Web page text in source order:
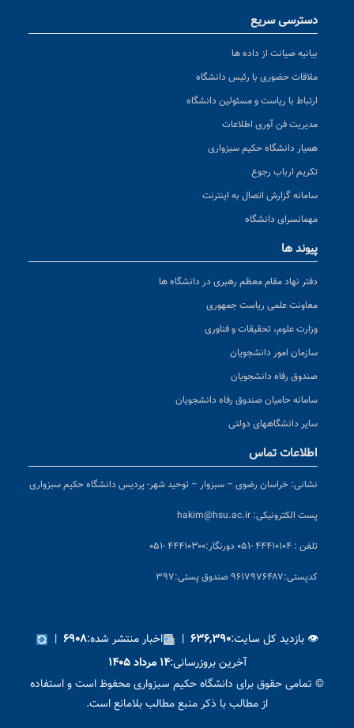
دسترسی سریع
بیانیه صیانت از داده ها
ملاقات حضوری با رئیس دانشگاه
ارتباط با ریاست و مسئولین دانشگاه
مدیریت فن آوری اطلاعات
همیار دانشگاه حکیم سبزواری
تکریم ارباب رجوع
سامانه گزارش اتصال به اینترنت
مهمانسرای دانشگاه
پیوند ها
دفتر نهاد مقام معظم رهبری در دانشگاه ها
معاونت علمی ریاست جمهوری
وزارت علوم، تحقیقات و فناوری
سازمان امور دانشجویان
صندوق رفاه دانشجویان
سامانه حامیان صندوق رفاه دانشجویان
سایر دانشگاههای دولتی
اطلاعات تماس
نشانی: خراسان رضوی – سبزوار – توحید شهر- پردیس دانشگاه حکیم سبزواری
پست الکترونیکی: hakim@hsu.ac.ir
تلفن : ۴۴۴۱۰۱۰۴ -۰۵۱ دورنگار:۴۴۴۱۰۳۰۰ -۰۵۱
کدپستی:۹۶۱۷۹۷۶۴۸۷ صندوق پستی:۳۹۷
👁 بازدید کل سایت:۶۳۶,۳۹۰ | اخبار منتشر شده:۶۹۰۸ |
آخرین بروزرسانی:۱۴ مرداد ۱۴۰۵
© تمامی حقوق برای دانشگاه حکیم سبزواری محفوظ است و استفاده
از مطالب با ذکر منبع مطالب بلامانع است.